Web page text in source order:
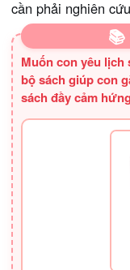
cần phải nghiên
📚
Muốn con yêu
bộ sách giúp con
sách đầy cảm